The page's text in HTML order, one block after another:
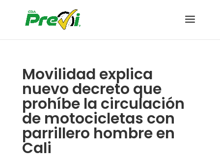
Movilidad explica
nuevo decreto que
prohíbe la circulación
de motocicletas con
parrillero hombre en
Cali